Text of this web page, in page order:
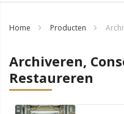
Home Producten
Archiveren,
Restaureren